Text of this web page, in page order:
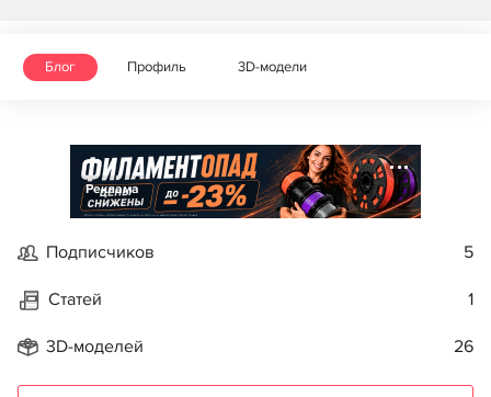
Блог Профиль 3D-модели
Реклама
Подписчиков 5
Статей 1
3D-моделей 26